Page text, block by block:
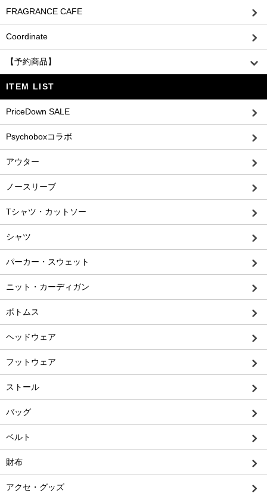
FRAGRANCE CAFE
Coordinate
【予約商品】
ITEM LIST
PriceDown SALE
Psychoboxコラボ
アウター
ノースリーブ
Tシャツ・カットソー
シャツ
パーカー・スウェット
ニット・カーディガン
ボトムス
ヘッドウェア
フットウェア
ストール
バッグ
ベルト
財布
アクセ・グッズ